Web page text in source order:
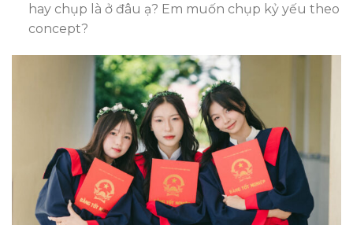
hay chụp là ở đâu ạ? Em muốn chụp kỷ yếu theo
concept?